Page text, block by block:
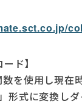
ド】
数を使用し現在
形式に変換し